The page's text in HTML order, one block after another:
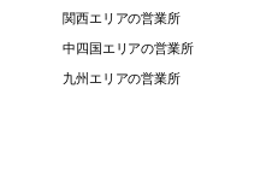
関西エリアの営業所
中四国エリアの営業所
九州エリアの営業所